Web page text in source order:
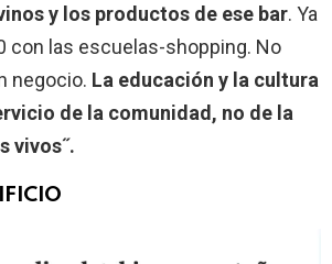
y los productos de ese bar. Ya
con las escuelas-shopping. No
negocio. La educación y la cultura
de la comunidad, no de la
vivos˝.